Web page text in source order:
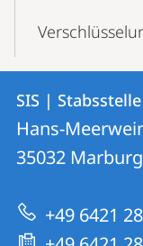
Kontakt
und
zur
Website
SIS
|
SIS |
Hans-
35032 Marburg
+49 6421